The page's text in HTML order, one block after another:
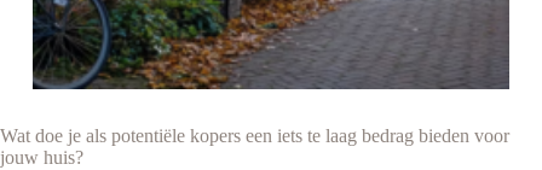
Wat doe je als potentiële kopers een iets te laag bedrag bieden voor
jouw huis?